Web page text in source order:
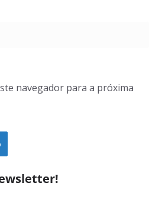
navegador para a próxima